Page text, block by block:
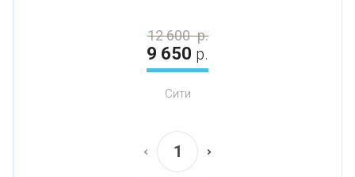
12 600 р.
9 650 р.
Сити